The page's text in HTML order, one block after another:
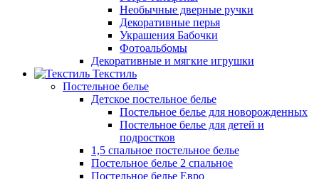
Необычные дверные ручки
Декоративные перья
Украшения Бабочки
Фотоальбомы
Декоративные и мягкие игрушки
Текстиль
Постельное белье
Детское постельное белье
Постельное белье для новорожденных
Постельное белье для детей и
подростков
1,5 спальное постельное белье
Постельное белье 2 спальное
Постельное белье Евро